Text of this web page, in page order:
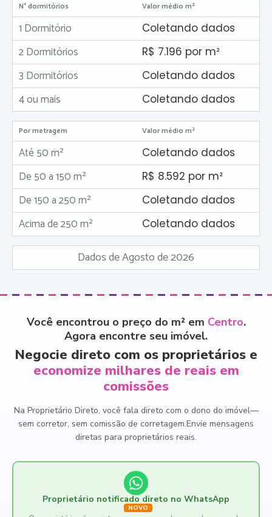
N° dormitórios Valor médio m²
1 Dormitório Coletando dados
2 Dormitórios R$ 7.196 por m²
3 Dormitórios Coletando dados
4 ou mais Coletando dados
Por metragem Valor médio m²
Até 50 m² Coletando dados
De 50 a 150 m² R$ 8.592 por m²
De 150 a 250 m² Coletando dados
Acima de 250 m² Coletando dados
Dados de Agosto de 2026
Você encontrou o preço do m² em Centro.
Agora encontre seu imóvel.
Negocie direto com os proprietários e
economize milhares de reais em
comissões
Na Proprietário Direto, você fala direto com o dono do imóvel—
sem corretor, sem comissão de corretagem.Envie mensagens
diretas para proprietários reais.
Proprietário notificado direto no WhatsApp
NOVO